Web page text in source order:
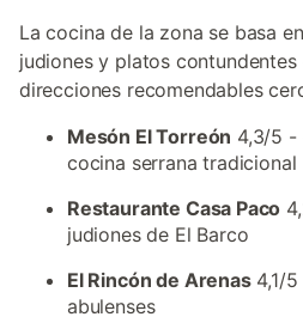
La cocina de la zona se basa
judiones y platos contundentes
direcciones recomendables
Mesón El Torreón 4,3/5 -
cocina serrana tradicional
Restaurante Casa Paco
judiones de El Barco
El Rincón de Arenas4,1/5
abulenses